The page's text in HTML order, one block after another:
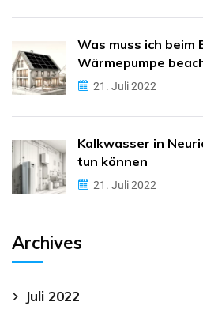
Was muss ich beim
Wärmepumpe
21. Juli 2022
Kalkwasser in
tun können
21. Juli 2022
Archives
Juli 2022